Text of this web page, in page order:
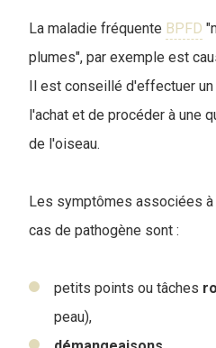
La maladie fréquente BPFD
plumes", par exemple est
Il est conseillé d'effectuer
l'achat et de procéder à une
de l'oiseau.
Les symptômes associées
cas de pathogène sont :
petits points ou tâches
peau),